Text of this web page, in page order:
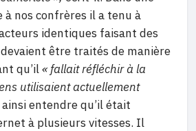
à nos confrères il a tenu à
identiques faisant des
être traités de manière
qu’il« fallait réfléchir à la
utilisaient actuellement
entendre qu’il était
à plusieurs vitesses. Il